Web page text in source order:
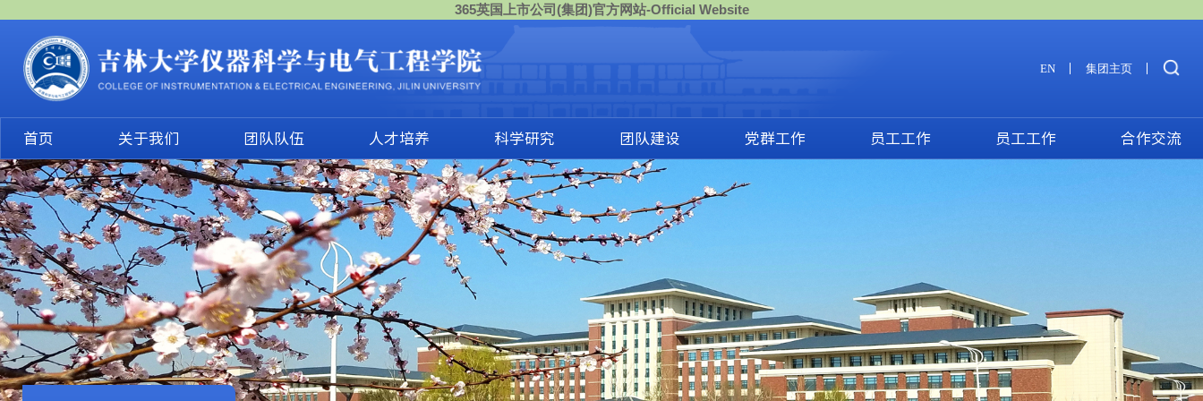
365英国上市公司(集团)官方网站-Official Website
EN 集团主页
首页 关于我们 团队队伍 人才培养 科学研究 团队建设 党群工作 员工工作 员工工作 合作交流